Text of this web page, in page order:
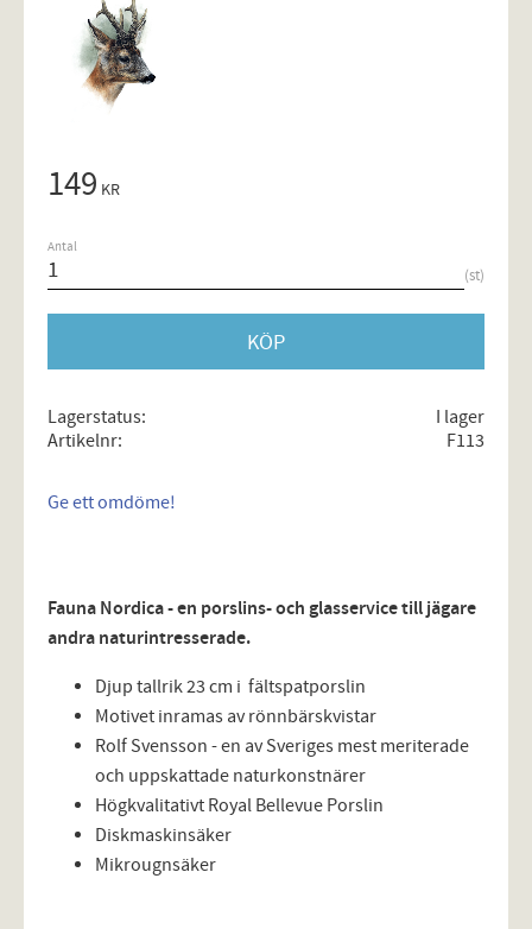
149 KR
Antal
st
KÖP
Lagerstatus
I lager
Artikelnr
F113
Ge ett omdöme!
Fauna Nordica - en porslins- och glasservice till jägare
andra naturintresserade.
Djup tallrik 23 cm i fältspatporslin
Motivet inramas av rönnbärskvistar
Rolf Svensson - en av Sveriges mest meriterade
och uppskattade naturkonstnärer
Högkvalitativt Royal Bellevue Porslin
Diskmaskinsäker
Mikrougnsäker